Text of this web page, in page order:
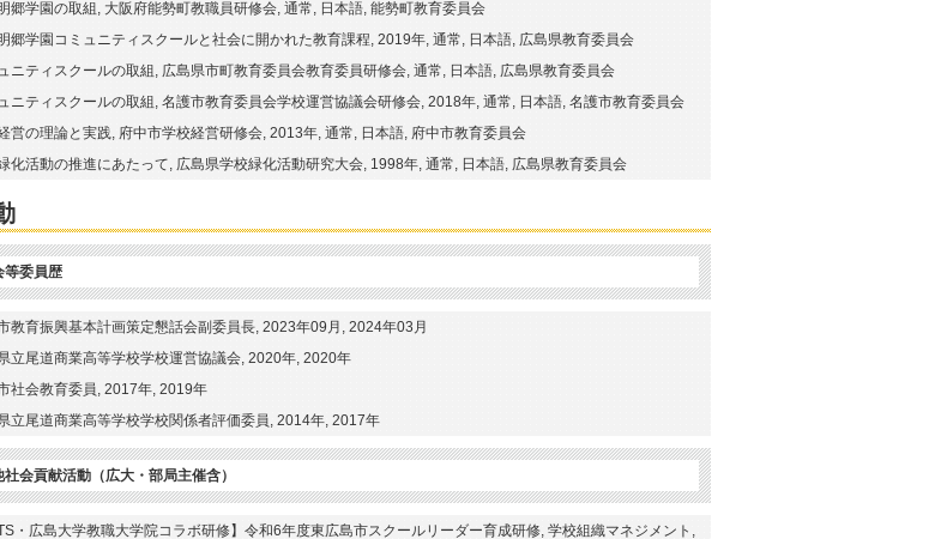
郷学園の取組, 大阪府能勢町教職員研修会, 通常, 日本語, 能勢町教育委員会
郷学園コミュニティスクールと社会に開かれた教育課程, 2019年, 通常, 日本語, 広島県教育委員会
ニティスクールの取組, 広島県市町教育委員会教育委員研修会, 通常, 日本語, 広島県教育委員会
ニティスクールの取組, 名護市教育委員会学校運営協議会研修会, 2018年, 通常, 日本語, 名護市教育委員会
営の理論と実践, 府中市学校経営研修会, 2013年, 通常, 日本語, 府中市教育委員会
化活動の推進にあたって, 広島県学校緑化活動研究大会, 1998年, 通常, 日本語, 広島県教育委員会
等委員歴
教育振興基本計画策定懇話会副委員長, 2023年09月, 2024年03月
立尾道商業高等学校学校運営協議会, 2020年, 2020年
社会教育委員, 2017年, 2019年
立尾道商業高等学校学校関係者評価委員, 2014年, 2017年
社会貢献活動（広大・部局主催含）
・広島大学教職大学院コラボ研修】令和6年度東広島市スクールリーダー育成研修, 学校組織マネジメント,